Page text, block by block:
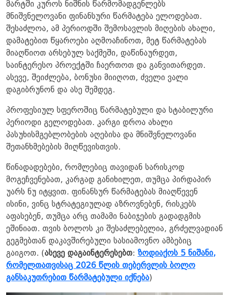
მარტში კუროს ნიშნის წარმომადგენლებს
მნიშვნელოვანი ფინანსური წარმატება ელოდებათ.
შესაძლოა, ამ პერიოდში შემოსავლის მიღების ახალი,
დამატებით წყაროები აღმოაჩინოთ, მეტ წარმატებას
მიაღწიოთ არსებულ საქმეში, დაწინაურდეთ,
საინტერესო პროექტში ჩაერთოთ და განვითარდეთ.
ასევე, შეიძლება, ბონუსი მიიღოთ, ძველი ვალი
დაგიბრუნონ და ასე შემდეგ.
პროფესიულ სფეროშიც წარმატებული და სტაბილური
პერიოდი გელოდებათ. კარგი დროა ახალი
პასუხისმგებლობების აღებისა და მნიშვნელოვანი
შეთანხმებების მიღწევისთვის.
წინადადებები, რომლებიც თავიდან სარისკოდ
მოგეჩვენებათ, კარგად განიხილეთ, თუმცა პირდაპირ
უარს ნუ იტყვით. ფინანსურ წარმატებას მიაღწევენ
ისინი, ვინც სტრატეგიულად აზროვნებენ, რისკებს
აფასებენ, თუმცა არც თამამი ნაბიჯების გადადგმის
ეშინიათ. თვის ბოლოს კი შესაძლებელია, გრძელვადიან
გეგმებთან დაკავშირებული სასიამოვნო ამბებიც
გაიგოთ. (ასევე დაგაინტერესებთ: ზოდიაქოს 5 ნიშანი,
რომელთათვისაც 2026 წლის თებერვლის ბოლო
განსაკუთრებით წარმატებული იქნება)